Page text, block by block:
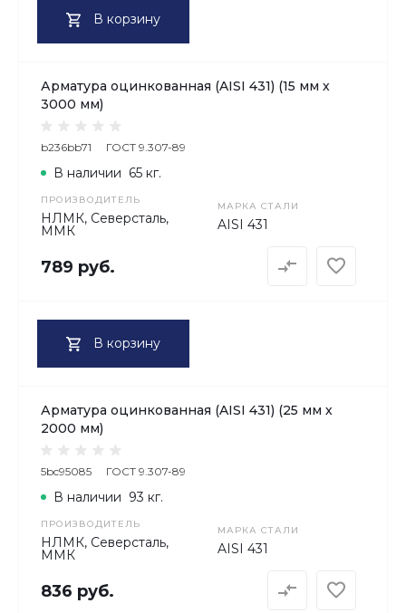
В корзину
Арматура оцинкованная (AISI 431) (15 мм х
3000 мм)
b236bb71 ГОСТ 9.307-89
ПРОИЗВОДИТЕЛЬ
НЛМК, Северсталь,
ММК
МАРКА СТАЛИ
AISI 431
В наличии 65 кг.
789 руб.
В корзину
Арматура оцинкованная (AISI 431) (25 мм х
2000 мм)
5bc95085 ГОСТ 9.307-89
ПРОИЗВОДИТЕЛЬ
НЛМК, Северсталь,
ММК
МАРКА СТАЛИ
AISI 431
В наличии 93 кг.
836 руб.